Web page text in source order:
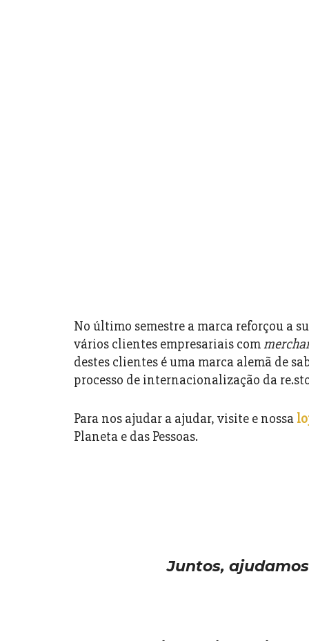
No último semestre a marca reforçou a
vários clientes empresariais com
destes clientes é uma marca alemã de
processo de internacionalização da
Para nos ajudar a ajudar, visite e nossa
Planeta e das Pessoas.
Juntos,